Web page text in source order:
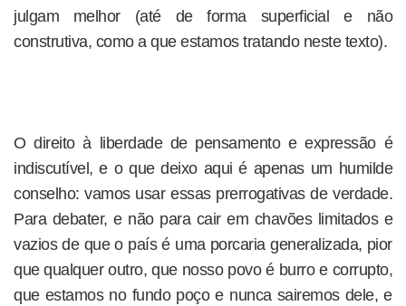
julgam melhor (até de forma superficial e não
construtiva, como a que estamos tratando neste texto).
O direito à liberdade de pensamento e expressão é
indiscutível, e o que deixo aqui é apenas um humilde
conselho: vamos usar essas prerrogativas de verdade.
Para debater, e não para cair em chavões limitados e
vazios de que o país é uma porcaria generalizada, pior
que qualquer outro, que nosso povo é burro e corrupto,
que estamos no fundo poço e nunca sairemos dele, e